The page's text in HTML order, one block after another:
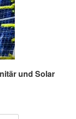
und Solar